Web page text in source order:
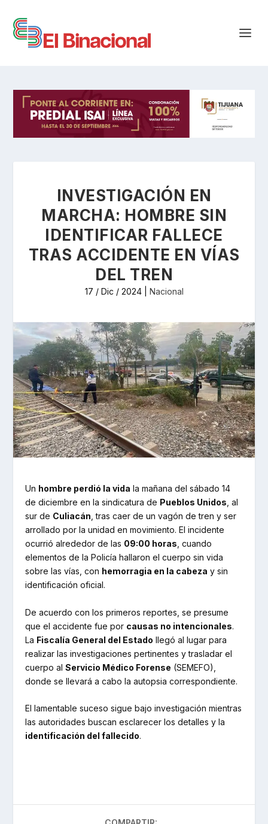
INVESTIGACIÓN EN
MARCHA: HOMBRE SIN
IDENTIFICAR FALLECE
TRAS ACCIDENTE EN VÍAS
DEL TREN
17 / Dic / 2024| Nacional
Un hombre perdió la vida la mañana del sábado 14
de diciembre en la sindicatura de Pueblos Unidos, al
sur de Culiacán, tras caer de un vagón de tren y ser
arrollado por la unidad en movimiento. El incidente
ocurrió alrededor de las 09:00 horas, cuando
elementos de la Policía hallaron el cuerpo sin vida
sobre las vías, con hemorragia en la cabeza y sin
identificación oficial.
De acuerdo con los primeros reportes, se presume
que el accidente fue por causas no intencionales.
La Fiscalía General del Estado llegó al lugar para
realizar las investigaciones pertinentes y trasladar el
cuerpo alServicio Médico Forense (SEMEFO),
donde se llevará a cabo la autopsia correspondiente.
El lamentable suceso sigue bajo investigación mientras
las autoridades buscan esclarecer los detalles y la
identificación del fallecido.